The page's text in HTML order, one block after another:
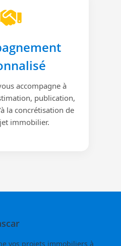
accompagne à
publication,
la concrétisation de
immobilier.
vos projets immobiliers à